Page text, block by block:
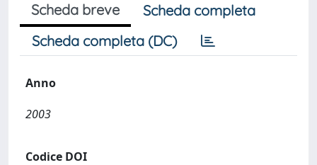
Scheda breve
Scheda completa
Scheda completa (DC)
Anno
2003
Codice DOI